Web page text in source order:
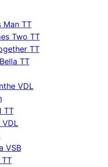
Man TT
Two TT
TT
TT
VDL
TT
VDL
VSB